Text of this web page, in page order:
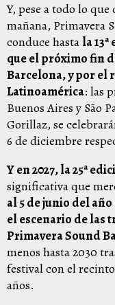
Y, pese a todo lo
mañana, Primavera
conduce hasta la
que el próximo fin
Barcelona, y por el
Latinoamérica: las
Buenos Aires y São
Gorillaz, se
6 de diciembre
Y en 2027, la 25ª
significativa que
al 5 de junio del
el escenario de las
Primavera Sound
menos hasta 2030
festival con el
años.